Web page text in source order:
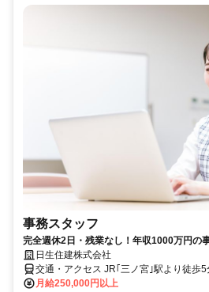
事務スタッフ
完全週休2日・残業なし！年収1000万円の
日生住建株式会社
交通・アクセス JR｢三ノ宮｣駅より徒歩5
月給250,000円以上